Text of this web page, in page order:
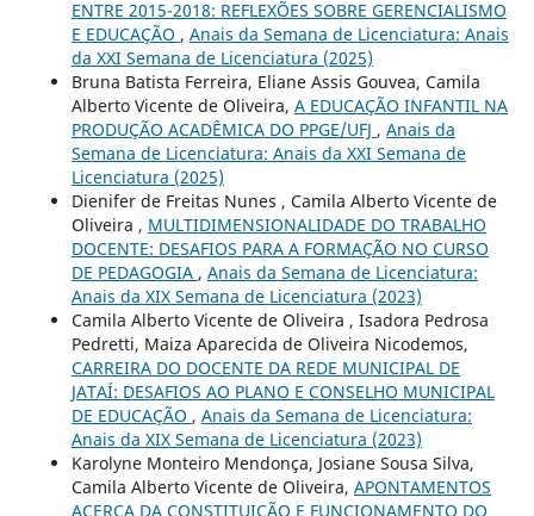
ENTRE 2015-2018: REFLEXÕES SOBRE GERENCIALISMO
E EDUCAÇÃO , Anais da Semana de Licenciatura: Anais
da XXI Semana de Licenciatura (2025)
Bruna Batista Ferreira, Eliane Assis Gouvea, Camila
Alberto Vicente de Oliveira, A EDUCAÇÃO INFANTIL NA
PRODUÇÃO ACADÊMICA DO PPGE/UFJ , Anais da
Semana de Licenciatura: Anais da XXI Semana de
Licenciatura (2025)
Dienifer de Freitas Nunes , Camila Alberto Vicente de
Oliveira , MULTIDIMENSIONALIDADE DO TRABALHO
DOCENTE: DESAFIOS PARA A FORMAÇÃO NO CURSO
DE PEDAGOGIA , Anais da Semana de Licenciatura:
Anais da XIX Semana de Licenciatura (2023)
Camila Alberto Vicente de Oliveira , Isadora Pedrosa
Pedretti, Maiza Aparecida de Oliveira Nicodemos,
CARREIRA DO DOCENTE DA REDE MUNICIPAL DE
JATAÍ: DESAFIOS AO PLANO E CONSELHO MUNICIPAL
DE EDUCAÇÃO , Anais da Semana de Licenciatura:
Anais da XIX Semana de Licenciatura (2023)
Karolyne Monteiro Mendonça, Josiane Sousa Silva,
Camila Alberto Vicente de Oliveira, APONTAMENTOS
ACERCA DA CONSTITUIÇÃO E FUNCIONAMENTO DO